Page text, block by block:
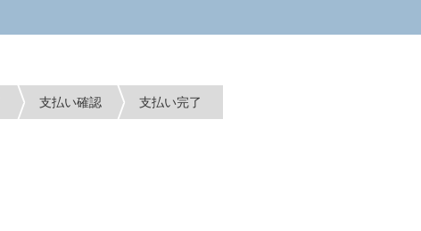
支払い確認 支払い完了